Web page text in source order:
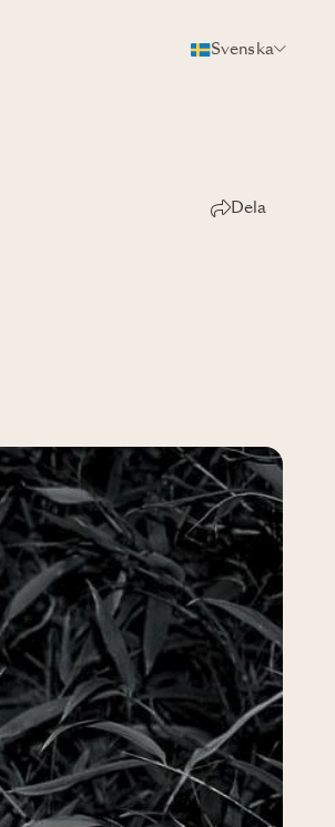
Svenska
Dela